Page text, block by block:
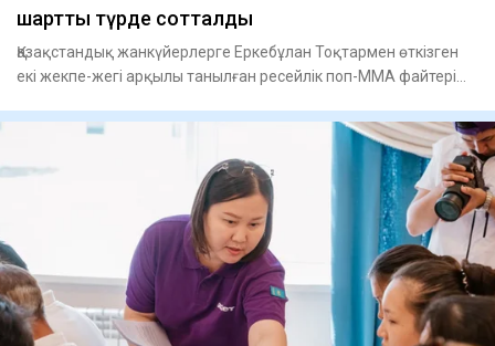
шартты түрде сотталды
Қазақстандық жанкүйерлерге Еркебұлан Тоқтармен өткізген
екі жекпе-жегі арқылы танылған ресейлік поп-ММА файтері